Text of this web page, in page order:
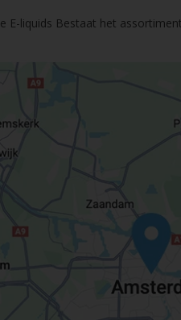
liquids Bestaat het